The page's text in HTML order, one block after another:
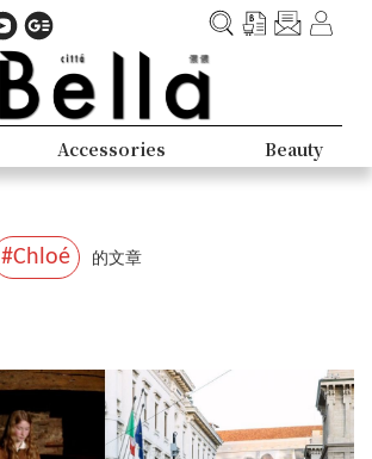
Accessories Beauty
#Chloé 的文章